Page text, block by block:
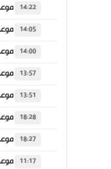
14:22
14:05
14:00
13:57
13:51
18:28
18:27
11:17